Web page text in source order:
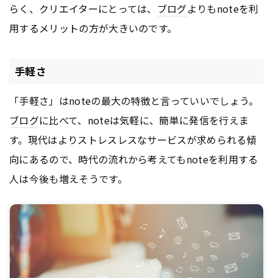
らく、クリエイターにとっては、 ブログよりもnoteを利
用するメリットの方が大きいのです。
手軽さ
「手軽さ」はnoteの最大の特徴と言っていいでしょう。
ブログに比べて、noteは気軽に、簡単に発信を行えま
す。現代はよりストレスレスなサービスが求められる傾
向にあるので、時代の流れから考えてもnoteを利用する
人は今後も増えそうです。